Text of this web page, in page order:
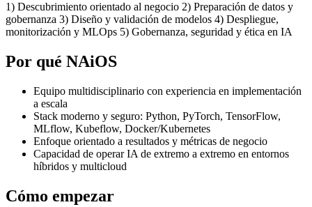
1) Descubrimiento orientado al negocio 2) Preparación de datos y
gobernanza 3) Diseño y validación de modelos 4) Despliegue,
monitorización y MLOps 5) Gobernanza, seguridad y ética en IA
Por qué NAiOS
Equipo multidisciplinario con experiencia en implementación
a escala
Stack moderno y seguro: Python, PyTorch, TensorFlow,
MLflow, Kubeflow, Docker/Kubernetes
Enfoque orientado a resultados y métricas de negocio
Capacidad de operar IA de extremo a extremo en entornos
híbridos y multicloud
Cómo empezar